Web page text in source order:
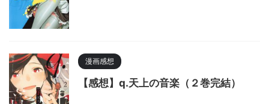
漫画感想
【感想】q.天上の音楽（２巻完結）